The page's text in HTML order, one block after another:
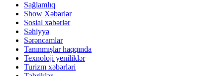
Sağlamlıq
Show Xəbərlər
Sosial xəbərlər
Səhiyyə
Sərəncamlar
Tanınmışlar haqqında
Texnoloji yeniliklər
Turizm xəbərləri